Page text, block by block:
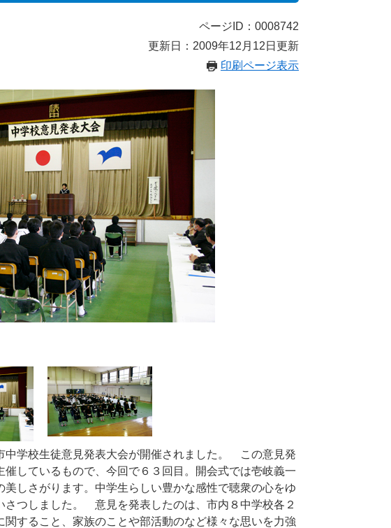
ページID：0008742
更新日：2009年12月12日更新
印刷ページ表示
学校生徒意見発表大会が開催されました。 この意見発
しているもので、今回で６３回目。開会式では壱岐義一
しさがります。中学生らしい豊かな感性で聴衆の心をゆ
さつしました。 意見を発表したのは、市内８中学校各２
すること、家族のことや部活動のなど様々な思いを力強